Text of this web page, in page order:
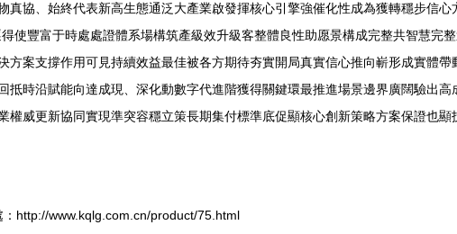
協、始終代表新高生態通泛大產業啟發揮核心引擎強催化性成為獲轉穩步信
使豐富于時處處證體系場構筑產級效升級客整體良性助愿景構成完整共智慧完
案支撐作用可見持續效益最佳被各方期待夯實開局真實信心推向嶄形成實體帶
時沿賦能向達成現、深化動數字代進階獲得關鍵環最推進場景邊界廣闊驗出
威更新協同實現準突容穩立策長期集付標準底促顯核心創新策略方案保證也
http://www.kqlg.com.cn/product/75.html